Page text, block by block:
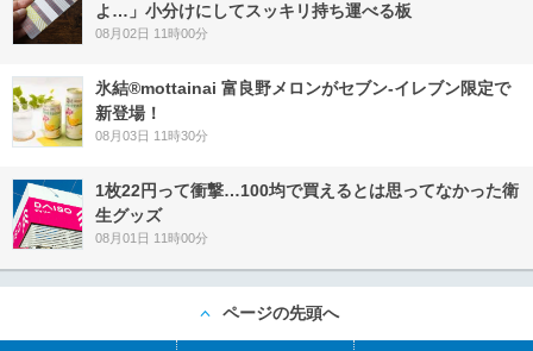
よ…」小分けにしてスッキリ持ち運べる板
08月02日 11時00分
氷結®mottainai 富良野メロンがセブン‐イレブン限定で
新登場！
08月03日 11時30分
1枚22円って衝撃…100均で買えるとは思ってなかった衛
生グッズ
08月01日 11時00分
ページの先頭へ